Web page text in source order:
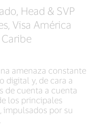
Head & SVP
Visa América
amenaza constante
digital y, de cara a
de cuenta a cuenta
los principales
impulsados por su